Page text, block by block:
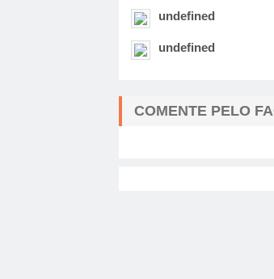
undefined
undefined
COMENTE PELO